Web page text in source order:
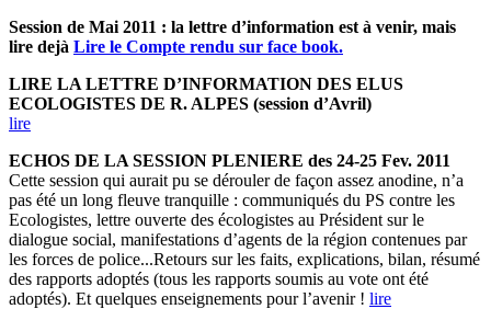
Session de Mai 2011 : la lettre d’information est à venir, mais
lire dejà Lire le Compte rendu sur face book.
LIRE LA LETTRE D’INFORMATION DES ELUS
ECOLOGISTES DE R. ALPES (session d’Avril)
lire
ECHOS DE LA SESSION PLENIERE des 24-25 Fev. 2011
Cette session qui aurait pu se dérouler de façon assez anodine, n’a
pas été un long fleuve tranquille : communiqués du PS contre les
Ecologistes, lettre ouverte des écologistes au Président sur le
dialogue social, manifestations d’agents de la région contenues par
les forces de police...Retours sur les faits, explications, bilan, résumé
des rapports adoptés (tous les rapports soumis au vote ont été
adoptés). Et quelques enseignements pour l’avenir ! lire